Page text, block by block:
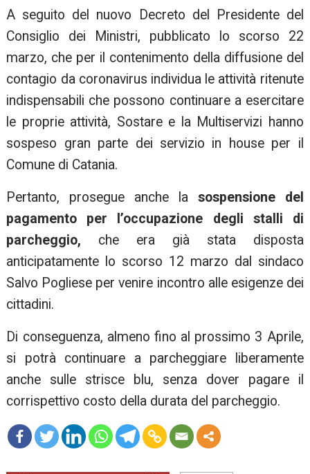
A seguito del nuovo Decreto del Presidente del
Consiglio dei Ministri, pubblicato lo scorso 22
marzo, che per il contenimento della diffusione del
contagio da coronavirus individua le attività ritenute
indispensabili che possono continuare a esercitare
le proprie attività, Sostare e la Multiservizi hanno
sospeso gran parte dei servizio in house per il
Comune di Catania.
Pertanto, prosegue anche lasospensione del
pagamento per l’occupazione degli stalli di
parcheggio, che era già stata disposta
anticipatamente lo scorso 12 marzo dal sindaco
Salvo Pogliese per venire incontro alle esigenze dei
cittadini.
Di conseguenza, almeno fino al prossimo 3 Aprile,
si potrà continuare a parcheggiare liberamente
anche sulle strisce blu, senza dover pagare il
corrispettivo costo della durata del parcheggio.